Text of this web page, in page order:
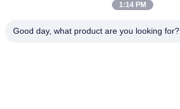
पता
1:14 PM
Good day, what product are you looking for?